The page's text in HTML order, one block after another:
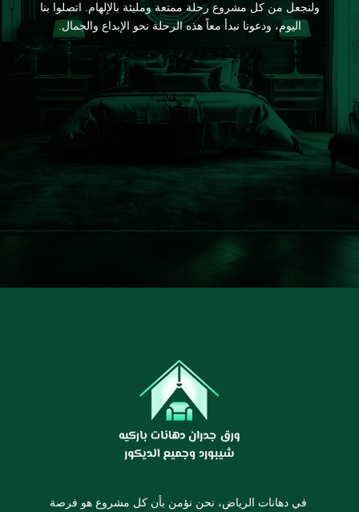
ولنجعل من كل مشروع رحلة ممتعة ومليئة بالإلهام. اتصلوا بنا
اليوم، ودعونا نبدأ معاً هذه الرحلة نحو الإبداع والجمال.
في دهانات الرياض، نحن نؤمن بأن كل مشروع هو فرصة